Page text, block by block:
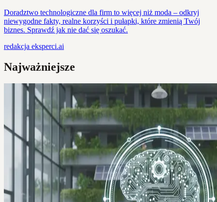
Doradztwo technologiczne dla firm to więcej niż moda – odkryj
niewygodne fakty, realne korzyści i pułapki, które zmienią Twój
biznes. Sprawdź jak nie dać się oszukać.
redakcja eksperci.ai
Najważniejsze